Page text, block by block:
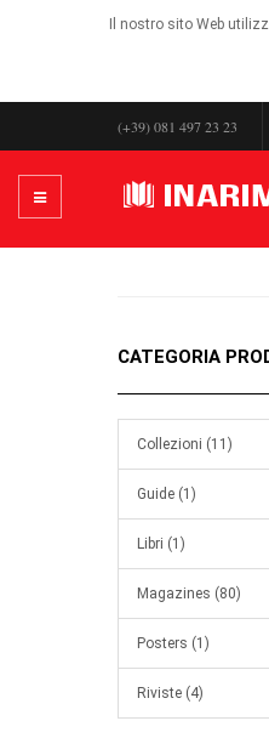
Il nostro sito Web
(+39) 081 497 23 23
CATEGORIA
Collezioni (11)
Guide (1)
Libri (1)
Magazines (80)
Posters (1)
Riviste (4)